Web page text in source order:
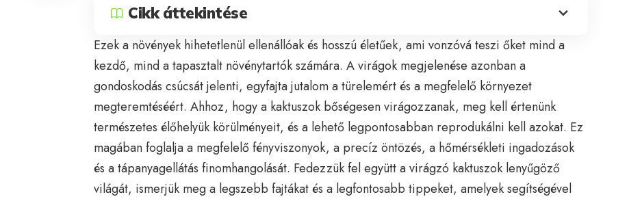
Cikk áttekintése
Ezek a növények hihetetlenül ellenállóak és hosszú életűek, ami vonzóvá teszi őket mind a
kezdő, mind a tapasztalt növénytartók számára. A virágok megjelenése azonban a
gondoskodás csúcsát jelenti, egyfajta jutalom a türelemért és a megfelelő környezet
megteremtéséért. Ahhoz, hogy a kaktuszok bőségesen virágozzanak, meg kell értenünk
természetes élőhelyük körülményeit, és a lehető legpontosabban reprodukálni kell azokat. Ez
magában foglalja a megfelelő fényviszonyok, a precíz öntözés, a hőmérsékleti ingadozások
és a tápanyagellátás finomhangolását. Fedezzük fel együtt a virágzó kaktuszok lenyűgöző
világát, ismerjük meg a legszebb fajtákat és a legfontosabb tippeket, amelyek segítségével